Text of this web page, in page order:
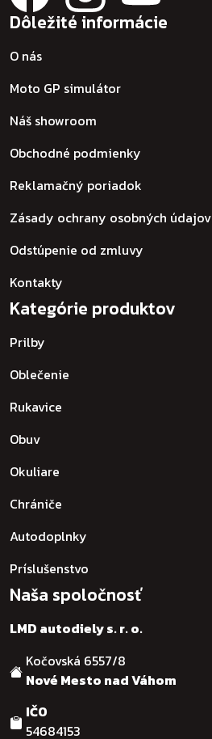
Dôležité informácie
O nás
Moto GP simulátor
Náš showroom
Obchodné podmienky
Reklamačný poriadok
Zásady ochrany osobných údajov
Odstúpenie od zmluvy
Kontakty
Kategórie produktov
Prilby
Oblečenie
Rukavice
Obuv
Okuliare
Chrániče
Autodoplnky
Príslušenstvo
Naša spoločnosť
LMD autodiely s. r. o.
Kočovská 6557/8
Nové Mesto nad Váhom
IČO
54684153